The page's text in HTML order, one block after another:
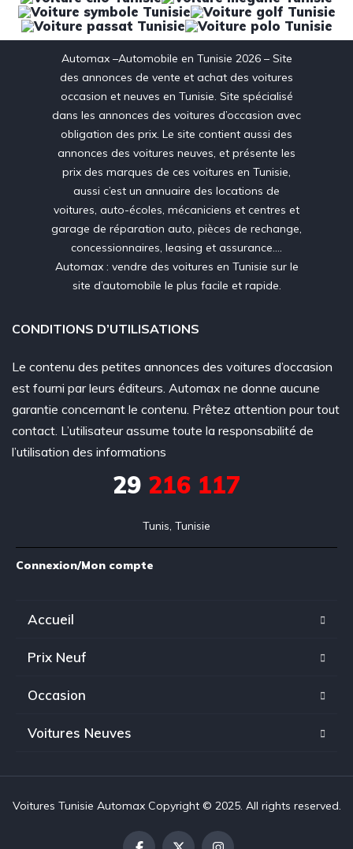
Automax –Automobile en Tunisie 2026 – Site
des annonces de vente et achat des voitures
occasion et neuves en Tunisie. Site spécialisé
dans les annonces des voitures d’occasion avec
obligation des prix. Le site contient aussi des
annonces des voitures neuves, et présente les
prix des marques de ces voitures en Tunisie,
aussi c’est un annuaire des locations de
voitures, auto-écoles, mécaniciens et centres et
garage de réparation auto, pièces de rechange,
concessionnaires, leasing et assurance….
Automax : vendre des voitures en Tunisie sur le
site d’automobile le plus facile et rapide.
CONDITIONS D’UTILISATIONS
Le contenu des petites annonces des voitures d’occasion
est fourni par leurs éditeurs. Automax ne donne aucune
garantie concernant le contenu. Prêtez attention pour tout
contact. L’utilisateur assume toute la responsabilité de
l’utilisation des informations
29 216 117
Tunis, Tunisie
Connexion/Mon compte
Accueil
Prix Neuf
Occasion
Voitures Neuves
Voitures Tunisie Automax Copyright © 2025. All rights reserved.